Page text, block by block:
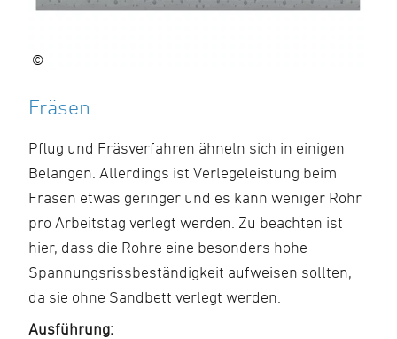
©
Fräsen
Pflug und Fräsverfahren ähneln sich in einigen
Belangen. Allerdings ist Verlegeleistung beim
Fräsen etwas geringer und es kann weniger Rohr
pro Arbeitstag verlegt werden. Zu beachten ist
hier, dass die Rohre eine besonders hohe
Spannungsrissbeständigkeit aufweisen sollten,
da sie ohne Sandbett verlegt werden.
Ausführung: